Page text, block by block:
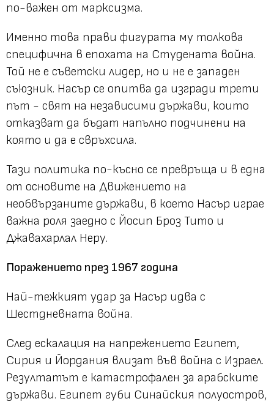
по-важен от марксизма.
Именно това прави фигурата му толкова
специфична в епохата на Студената война.
Той не е съветски лидер, но и не е западен
съюзник. Насър се опитва да изгради трети
път - свят на независими държави, които
отказват да бъдат напълно подчинени на
която и да е свръхсила.
Тази политика по-късно се превръща и в една
от основите на Движението на
необвързаните държави, в което Насър играе
важна роля заедно с Йосип Броз Тито и
Джавахарлал Неру.
Поражението през 1967 година
Най-тежкият удар за Насър идва с
Шестдневната война.
След ескалация на напрежението Египет,
Сирия и Йордания влизат във война с Израел.
Резултатът е катастрофален за арабските
държави. Египет губи Синайския полуостров,